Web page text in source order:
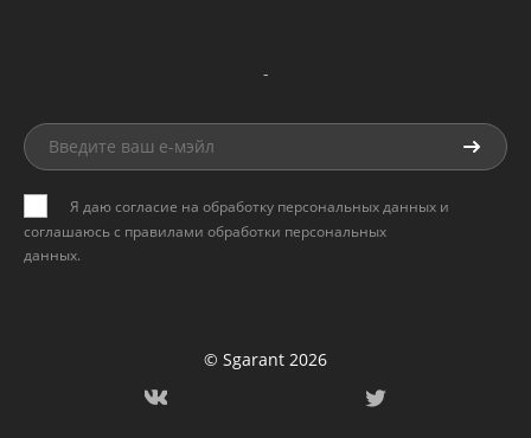
-
Я даю согласие на обработку персональных данных и
соглашаюсь с правилами обработки персональных
данных.
© Sgarant 2026